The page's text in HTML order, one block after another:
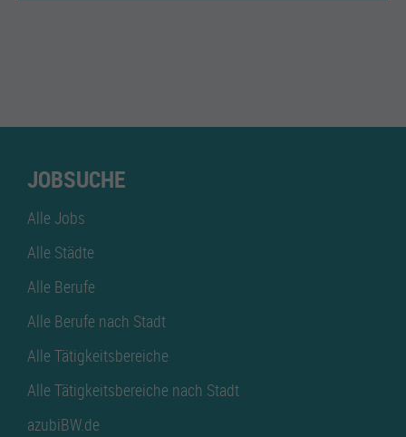
JOBSUCHE
Alle Jobs
Alle Städte
Alle Berufe
Alle Berufe nach Stadt
Alle Tätigkeitsbereiche
Alle Tätigkeitsbereiche nach Stadt
azubiBW.de